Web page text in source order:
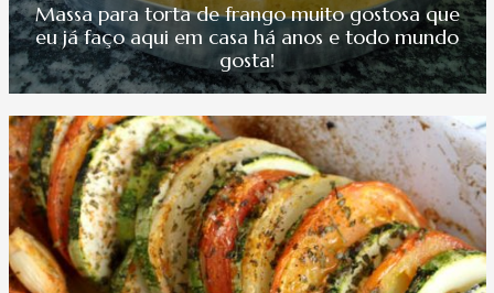
Massa para torta de frango muito gostosa que
eu já faço aqui em casa há anos e todo mundo
gosta!